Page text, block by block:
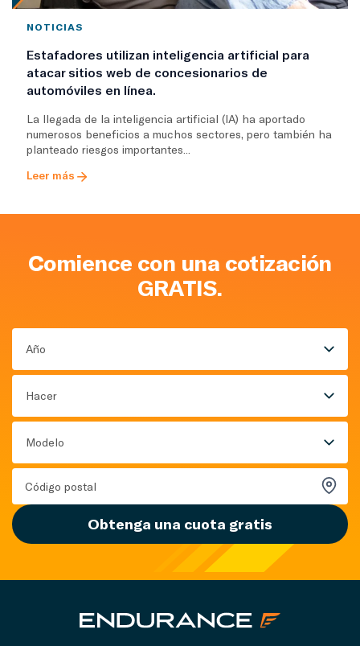
NOTICIAS
Estafadores utilizan inteligencia artificial para
atacar sitios web de concesionarios de
automóviles en línea.
La llegada de la inteligencia artificial (IA) ha aportado
numerosos beneficios a muchos sectores, pero también ha
planteado riesgos importantes...
Leer más
Comience con una cotización
GRATIS.
Año
Hacer
Modelo
Obtenga una cuota gratis